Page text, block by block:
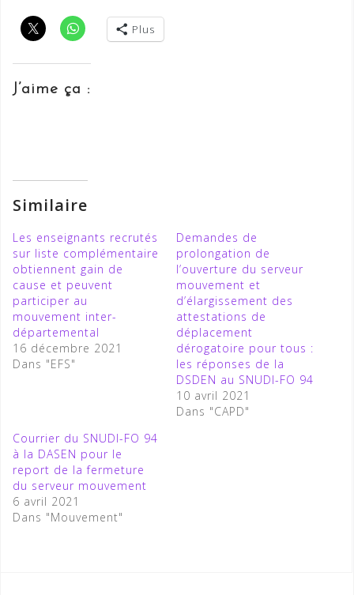
Plus
J’aime ça :
Similaire
Les enseignants recrutés
sur liste complémentaire
obtiennent gain de
cause et peuvent
participer au
mouvement inter-
départemental
16 décembre 2021
Dans "EFS"
Demandes de
prolongation de
l’ouverture du serveur
mouvement et
d’élargissement des
attestations de
déplacement
dérogatoire pour tous :
les réponses de la
DSDEN au SNUDI-FO 94
10 avril 2021
Dans "CAPD"
Courrier du SNUDI-FO 94
à la DASEN pour le
report de la fermeture
du serveur mouvement
6 avril 2021
Dans "Mouvement"